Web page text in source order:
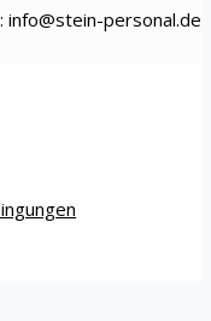
info@stein-personal.de